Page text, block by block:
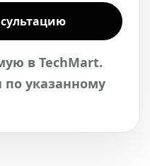
в TechMart.
указанному